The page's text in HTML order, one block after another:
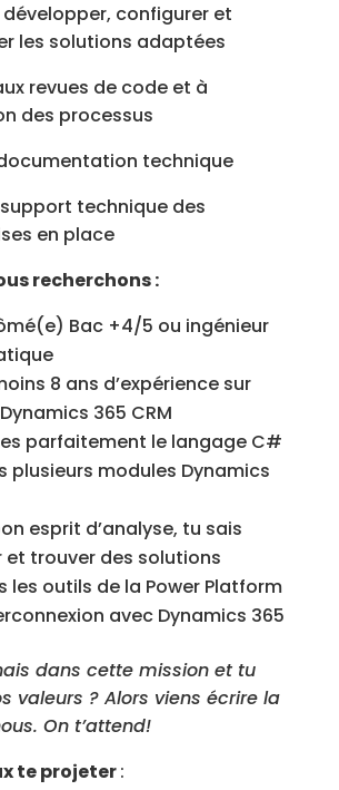
configurer et
les solutions adaptées
revues de code et à
des processus
technique
technique des
en place
recherchons :
Bac +4/5 ou ingénieur
8 ans d’expérience sur
365 CRM
parfaitement le langage C#
plusieurs modules Dynamics
esprit d’analyse, tu sais
et trouver des solutions
les outils de la Power Platform
avec Dynamics 365
dans cette mission et tu
valeurs ? Alors viens écrire la
On t’attend!
te projeter: